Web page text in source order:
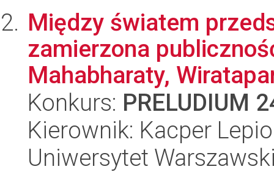
Między światem
zamierzona
Mahabharaty,
Konkurs: PRELUDIUM
Kierownik: Kacper
Uniwersytet